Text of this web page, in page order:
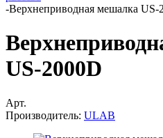
-Верхнеприводная мешалка US-
US-2000D
Арт.
Производитель: ULAB